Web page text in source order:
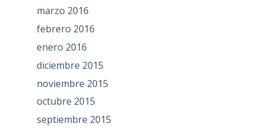
marzo 2016
febrero 2016
enero 2016
diciembre 2015
noviembre 2015
octubre 2015
septiembre 2015